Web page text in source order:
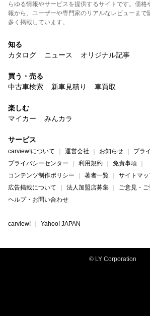
らゆる情報やサービスを提供するサイトです。価格
報から、ユーザーや専門家のリアルなレビューまで
多く掲載しています。
知る
カタログ
ニュース オリジナル記事
買う・売る
中古車検索
新車見積り 車買取
楽しむ
マイカー
みんカラ
サービス
carview!について 運営会社 お知らせ
プラ
プライバシーセンター
利用規約
免責事項
コンテンツ制作ポリシー
著者一覧
サイトマ
広告掲載について
法人加盟店募集
ご意見・ご
ヘルプ・お問い合わせ
carview! Yahoo! JAPAN
© LY Corporation